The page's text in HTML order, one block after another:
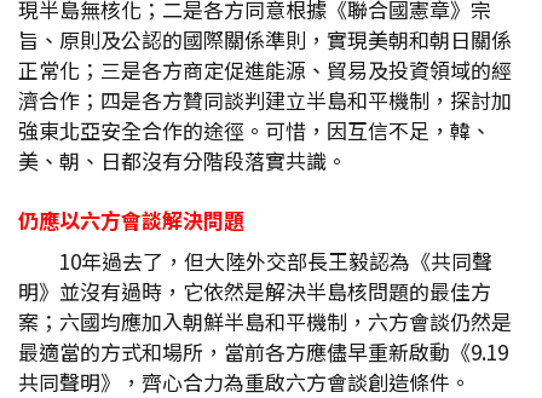
現半島無核化；二是各方同意根據《聯合國憲章》宗
旨、原則及公認的國際關係準則，實現美朝和朝日關係
正常化；三是各方商定促進能源、貿易及投資領域的經
濟合作；四是各方贊同談判建立半島和平機制，探討加
強東北亞安全合作的途徑。可惜，因互信不足，韓、
美、朝、日都沒有分階段落實共識。
仍應以六方會談解決問題
10年過去了，但大陸外交部長王毅認為《共同聲
明》並沒有過時，它依然是解決半島核問題的最佳方
案；六國均應加入朝鮮半島和平機制，六方會談仍然是
最適當的方式和場所，當前各方應儘早重新啟動《9.19
共同聲明》，齊心合力為重啟六方會談創造條件。